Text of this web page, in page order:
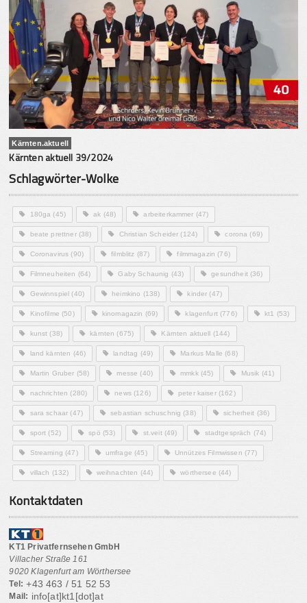
Kärnten.aktuell
Kärnten aktuell 39/2024
Schlagwörter-Wolke
180ga (45) ak (48) arbeiterkammer (47)
beate prettner(38) Christian Scheider (124) corona (69)
Coronavirus (90) filmblitz (87) filmmagazin (76)
Filmneuheiten (64) Gaby Schaunig (43) gesundheit(36)
Gewinnspiel (40) heimkino (138) kinder (47)
Kinofilme (50) kinomagazin (69) klagenfurt(776) kt1 (53)
kunst (38) kärnten (675) Kärnten aktuell (144)
land kärnten (46) landtag (49) Markus Malle (68)
Martin Gruber (58) messe (40) mmkk(45) Musik (41)
nachrichten (280) news(126) peter kaiser(162)
sara schaar (47) sebastian schuschnig (38) sicherheit (36)
sport (52) spö (53) st.veit(49) stadtgespräch (74)
Streaming (47) umfrage (45) Unnützes Filmwissen (77)
villach (132) weihnachten (44) wörthersee (44)
Kontaktdaten
KT1 Privatfernsehen GmbH
Villacher Straße 161
9020 Klagenfurt am Wörthersee
Tel: +43 463 / 51 52 53
Mail: info[at]kt1[dot]at